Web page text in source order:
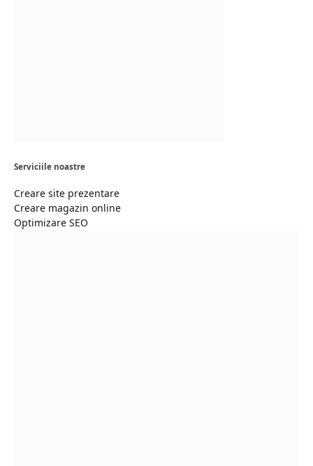
Serviciile noastre
Creare site prezentare
Creare magazin online
Optimizare SEO